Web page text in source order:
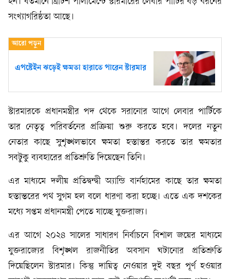
সংখ্যাগরিষ্ঠতা আছে।
এপস্টেইন ঝড়েই ক্ষমতা হারাতে পারেন স্টারমার
স্টারমারকে প্রধানমন্ত্রীর পদ থেকে সরানোর আগে লেবার পার্টিকে
তার নেতৃত্ব পরিবর্তনের প্রক্রিয়া শুরু করতে হবে। দলের নতুন
নেতার কাছে সুশৃঙ্খলভাবে ক্ষমতা হস্তান্তর করতে তার ক্ষমতার
সবটুকু ব্যবহারের প্রতিশ্রুতি দিয়েছেন তিনি।
এর মাধ্যমে দলীয় প্রতিদ্বন্দ্বী অ্যান্ডি বার্নহামের কাছে তার ক্ষমতা
হস্তান্তরের পথ সুগম হল বলে ধারণা করা হচ্ছে। এতে এক দশকের
মধ্যে সপ্তম প্রধানমন্ত্রী পেতে যাচ্ছে যুক্তরাজ্য।
এর আগে ২০২৪ সালের সাধারণ নির্বাচনে বিশাল জয়ের মাধ্যমে
যুক্তরাজ্যের বিশৃঙ্খল রাজনীতির অবসান ঘটানোর প্রতিশ্রুতি
দিয়েছিলেন স্টারমার। কিন্তু দায়িত্ব নেওয়ার দুই বছর পূর্ণ হওয়ার